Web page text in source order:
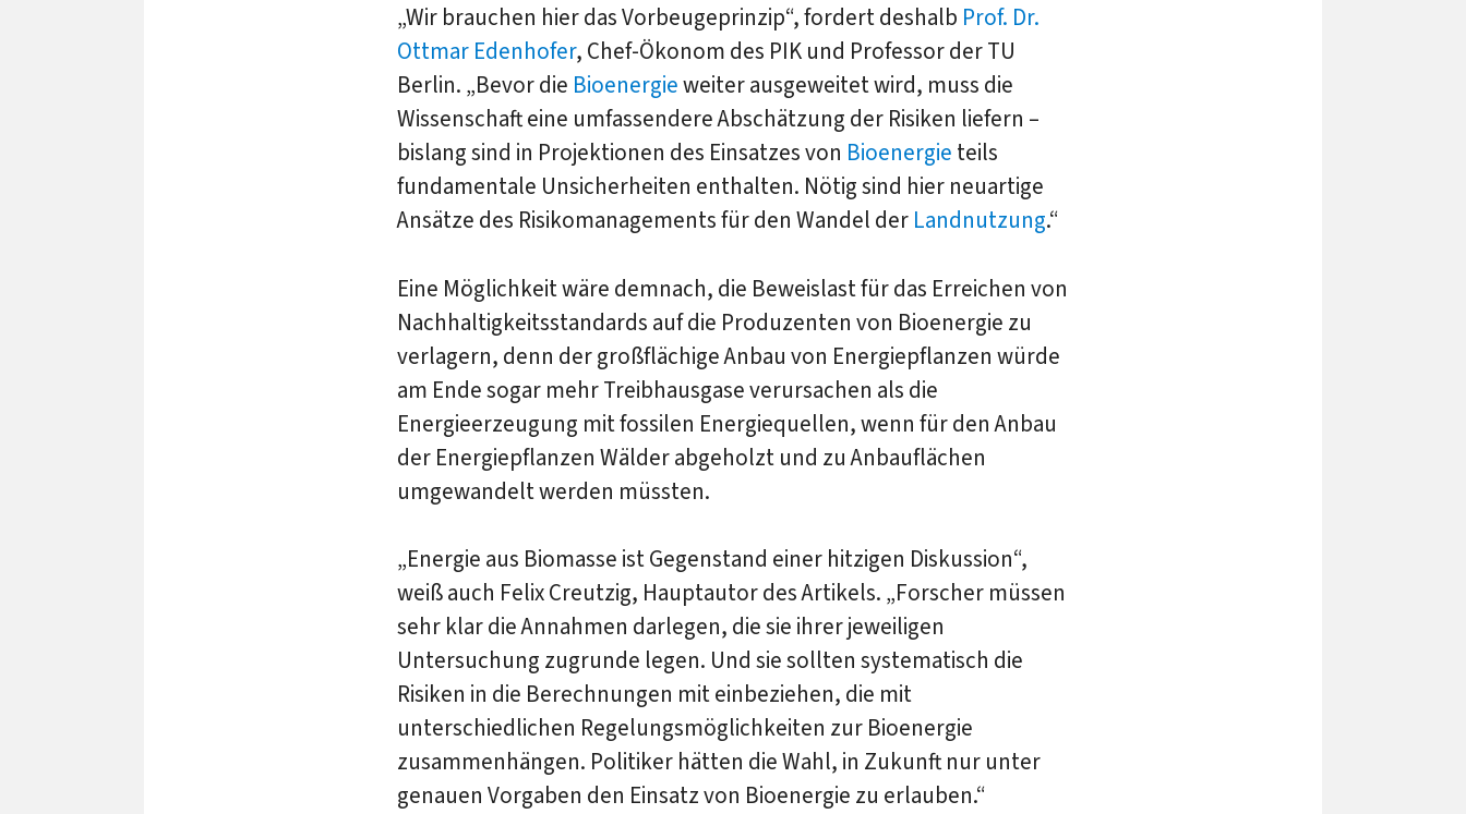
„Wir brauchen hier das Vorbeugeprinzip“, fordert deshalb Prof. Dr.
Ottmar Edenhofer, Chef-Ökonom des PIK und Professor der TU
Berlin. „Bevor die Bioenergieweiter ausgeweitet wird, muss die
Wissenschaft eine umfassendere Abschätzung der Risiken liefern –
bislang sind in Projektionen des Einsatzes von Bioenergie teils
fundamentale Unsicherheiten enthalten. Nötig sind hier neuartige
Ansätze des Risikomanagements für den Wandel der Landnutzung.“
Eine Möglichkeit wäre demnach, die Beweislast für das Erreichen von
Nachhaltigkeitsstandards auf die Produzenten von Bioenergie zu
verlagern, denn der großflächige Anbau von Energiepflanzen würde
am Ende sogar mehr Treibhausgase verursachen als die
Energieerzeugung mit fossilen Energiequellen, wenn für den Anbau
der Energiepflanzen Wälder abgeholzt und zu Anbauflächen
umgewandelt werden müssten.
„Energie aus Biomasse ist Gegenstand einer hitzigen Diskussion“,
weiß auch Felix Creutzig, Hauptautor des Artikels. „Forscher müssen
sehr klar die Annahmen darlegen, die sie ihrer jeweiligen
Untersuchung zugrunde legen. Und sie sollten systematisch die
Risiken in die Berechnungen mit einbeziehen, die mit
unterschiedlichen Regelungsmöglichkeiten zur Bioenergie
zusammenhängen. Politiker hätten die Wahl, in Zukunft nur unter
genauen Vorgaben den Einsatz von Bioenergie zu erlauben.“